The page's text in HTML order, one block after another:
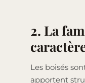
2. La
Les boisés
apportent